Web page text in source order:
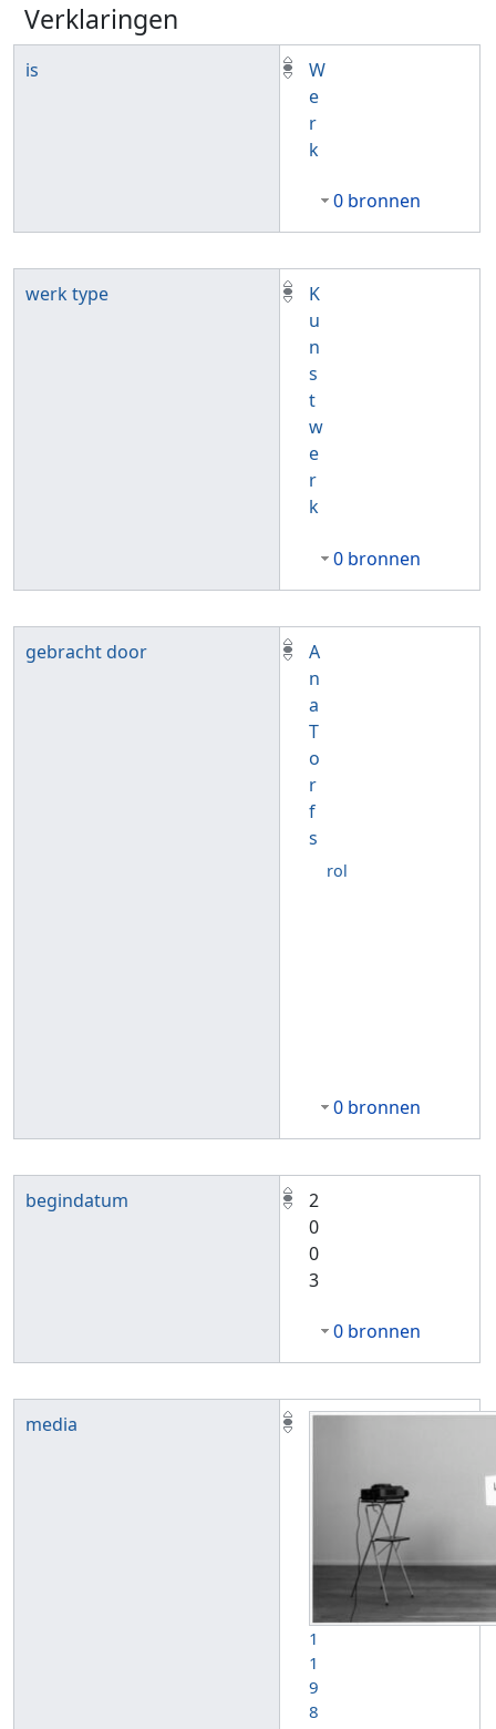
Verklaringen
is
W
e
r
k
0 bronnen
werk type
K
u
n
s
t
w
e
r
k
0 bronnen
gebracht door
A
n
a
T
o
r
f
s
rol
0 bronnen
begindatum
2
0
0
3
0 bronnen
media
1
1
9
8